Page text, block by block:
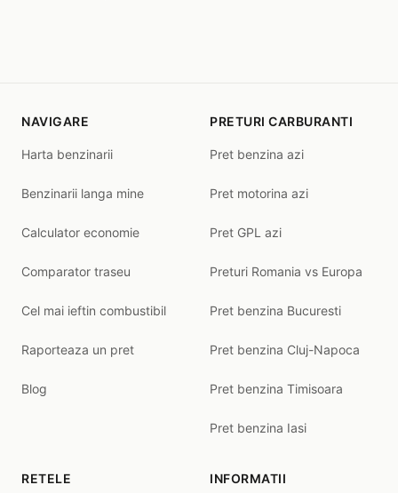
NAVIGARE
Harta benzinarii
Benzinarii langa mine
Calculator economie
Comparator traseu
Cel mai ieftin combustibil
Raporteaza un pret
Blog
PRETURI CARBURANTI
Pret benzina azi
Pret motorina azi
Pret GPL azi
Preturi Romania vs Europa
Pret benzina Bucuresti
Pret benzina Cluj-Napoca
Pret benzina Timisoara
Pret benzina Iasi
RETELE INFORMATII